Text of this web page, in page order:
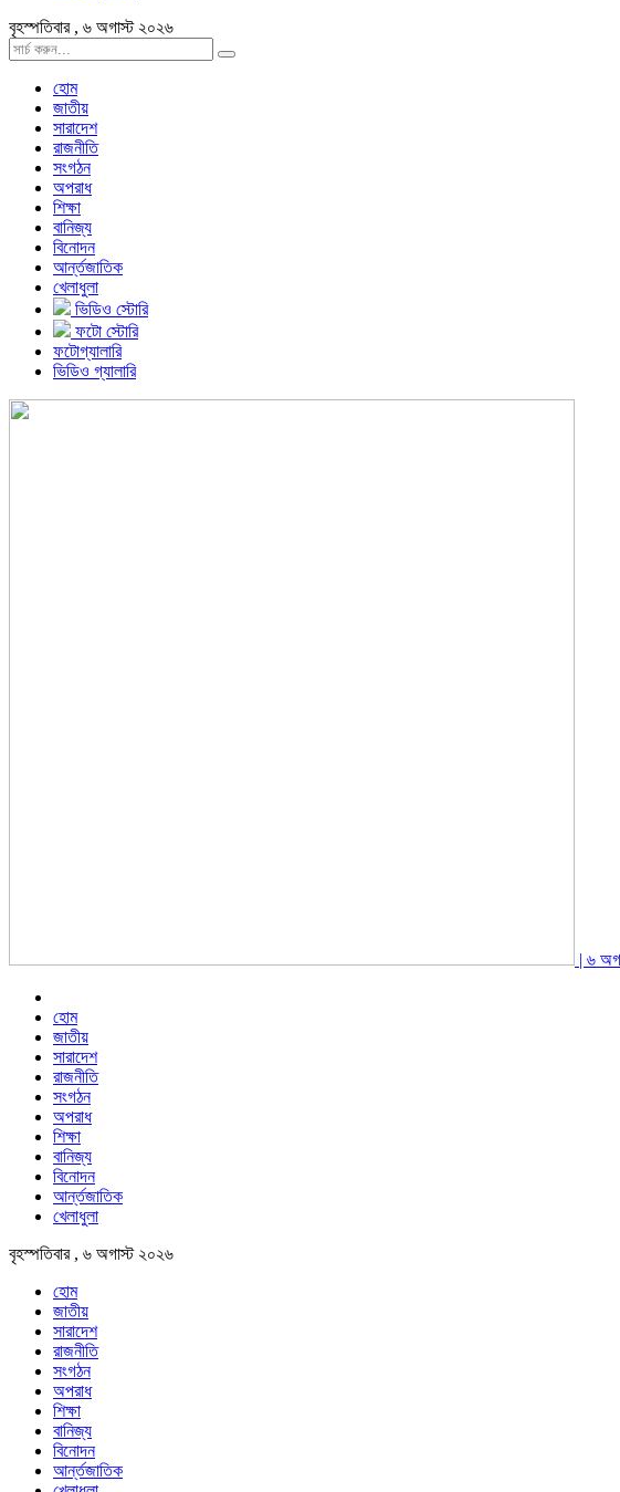
বৃহস্পতিবার , ৬ অগাস্ট ২০২৬
হোম
জাতীয়
সারাদেশ
রাজনীতি
সংগঠন
অপরাধ
শিক্ষা
বানিজ্য
বিনোদন
আর্ন্তজাতিক
খেলাধুলা
ভিডিও স্টোরি
ফটো স্টোরি
ফটোগ্যালারি
ভিডিও গ্যালারি
| ৬
হোম
জাতীয়
সারাদেশ
রাজনীতি
সংগঠন
অপরাধ
শিক্ষা
বানিজ্য
বিনোদন
আর্ন্তজাতিক
খেলাধুলা
বৃহস্পতিবার , ৬ অগাস্ট ২০২৬
হোম
জাতীয়
সারাদেশ
রাজনীতি
সংগঠন
অপরাধ
শিক্ষা
বানিজ্য
বিনোদন
আর্ন্তজাতিক